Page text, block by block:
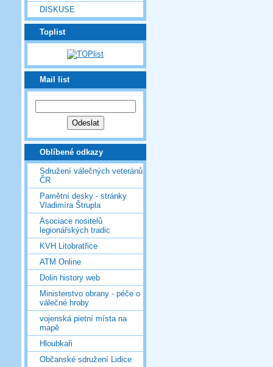
DISKUSE
Toplist
Mail list
Oblíbené odkazy
Sdružení válečných veteránů
ČR
Pamětní desky - stránky
Vladimíra Štrupla
Asociace nositelů
legionářských tradic
KVH Litobratřice
ATM Online
Dolin history web
Ministerstvo obrany - péče o
válečné hroby
vojenská pietní místa na
mapě
Hloubkaři
Občanské sdružení Lidice